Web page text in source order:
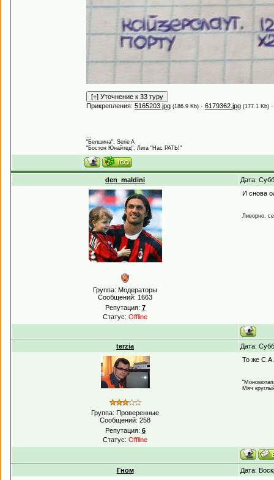
Прикрепления: 5165203.jpg (186.9 Kb) · 6179362.jpg (177.1 Kb)
...
"Белшина", Serie A
"Бостон Юнайтед", Лига "Нас РАТЬ!"
den_maldini Дата:
Группа: Модераторы
Сообщений: 1663
Репутация: 7
Статус: Offline
И снова
Ливорно,
terzia Дата:
Группа: Проверенные
Сообщений: 258
Репутация: 6
Статус: Offline
То же
Мяч
Гном Дата: